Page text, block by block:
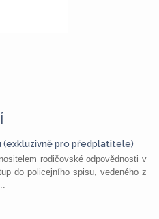
(exkluzivně pro předplatitele)
rodičovské odpovědnosti v
do policejního spisu, vedeného z